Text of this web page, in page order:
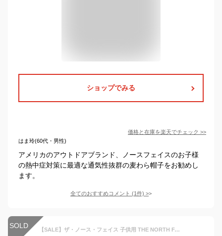
ショップでみる
価格と在庫を楽天でチェック >>
はま玲(60代・男性)
アメリカのアウトドアブランド、ノースフェイスのお子様
の熱中症対策に最適な通気性抜群の麦わら帽子をお勧めし
ます。
全てのおすすめコメント (1件) >
SOLD 【SALE】ザ・ノース・フェイス 子供用 THE NORTH FACE キッズ ホライズンハット 国内正規品 K HORIZON HAT 24SS 帽子 UVカット 紫外線対策 日焼け 撥水 日よけ キャンプ 林間学校 修学旅行 海 プール「KH」 NNJ02312 [LS4950-230831]